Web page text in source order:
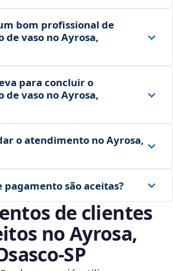
bom profissional de
vaso no Ayrosa,
para concluir o
vaso no Ayrosa,
o atendimento no Ayrosa,
pagamento são aceitas?
de clientes
no Ayrosa,